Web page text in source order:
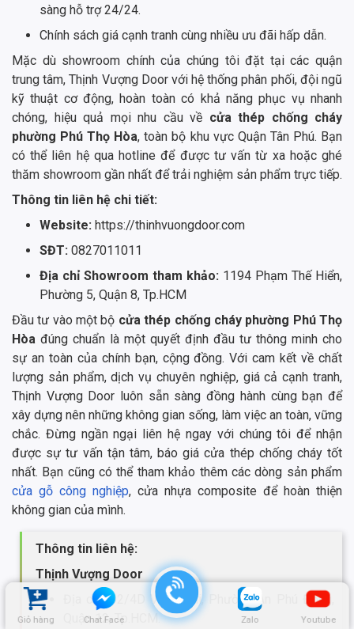
Giỏ hàng Chat Face Zalo Youtube
sàng hỗ trợ 24/24.
Chính sách giá cạnh tranh cùng nhiều ưu đãi hấp dẫn.
Mặc dù showroom chính của chúng tôi đặt tại các quận
trung tâm, Thịnh Vượng Door với hệ thống phân phối, đội ngũ
kỹ thuật cơ động, hoàn toàn có khả năng phục vụ nhanh
chóng, hiệu quả mọi nhu cầu về cửa thép chống cháy
phường Phú Thọ Hòa, toàn bộ khu vực Quận Tân Phú. Bạn
có thể liên hệ qua hotline để được tư vấn từ xa hoặc ghé
thăm showroom gần nhất để trải nghiệm sản phẩm trực tiếp.
Thông tin liên hệ chi tiết:
Website: https://thinhvuongdoor.com
SĐT: 0827011011
Địa chỉ Showroom tham khảo: 1194 Phạm Thế Hiển,
Phường 5, Quận 8, Tp.HCM
Đầu tư vào một bộ cửa thép chống cháy phường Phú Thọ
Hòa đúng chuẩn là một quyết định đầu tư thông minh cho
sự an toàn của chính bạn, cộng đồng. Với cam kết về chất
lượng sản phẩm, dịch vụ chuyên nghiệp, giá cả cạnh tranh,
Thịnh Vượng Door luôn sẵn sàng đồng hành cùng bạn để
xây dựng nên những không gian sống, làm việc an toàn, vững
chắc. Đừng ngần ngại liên hệ ngay với chúng tôi để nhận
được sự tư vấn tận tâm, báo giá cửa thép chống cháy tốt
nhất. Bạn cũng có thể tham khảo thêm các dòng sản phẩm
cửa gỗ công nghiệp, cửa nhựa composite để hoàn thiện
không gian của mình.
Thông tin liên hệ:
Thịnh Vượng Door
Địa chỉ: 92/4D Vườn Lài, Phường An Phú Đông,
Quận 12, Tp.HCM.